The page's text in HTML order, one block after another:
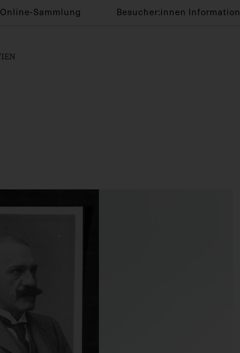
Online-Sammlung Besucher:innen Information